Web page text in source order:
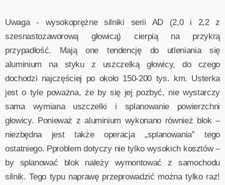
Uwaga - wysokoprężne silniki serii AD (2,0 i 2,2 z
szesnastozaworową głowicą) cierpią na przykrą
przypadłość. Mają one tendencję do utleniania się
aluminium na styku z uszczelką głowicy, do czego
dochodzi najczęściej po około 150-200 tys. km. Usterka
jest o tyle poważna, że by się jej pozbyć, nie wystarczy
sama wymiana uszczelki i splanowanie powierzchni
głowicy. Ponieważ z aluminium wykonano również blok –
niezbędna jest także operacja „splanowania” tego
ostatniego. Pproblem dotyczy nie tylko wysokich kosztów –
by splanować blok należy wymontować z samochodu
silnik. Tego typu naprawę przeprowadzić można tylko raz!